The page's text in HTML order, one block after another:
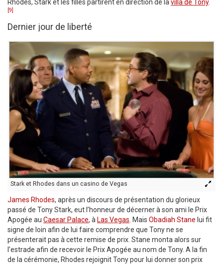
Rhodes, Stark et les filles partirent en direction de la villa de Tony.
[9]
Dernier jour de liberté
Stark et Rhodes dans un casino de Vegas
James Rhodes, après un discours de présentation du glorieux
passé de Tony Stark, eut l’honneur de décerner à son ami le Prix
Apogée au Caesar Palace, à Las Vegas. Mais Obadiah Stane lui fit
signe de loin afin de lui faire comprendre que Tony ne se
présenterait pas à cette remise de prix. Stane monta alors sur
l’estrade afin de recevoir le Prix Apogée au nom de Tony. A la fin
de la cérémonie, Rhodes rejoignit Tony pour lui donner son prix